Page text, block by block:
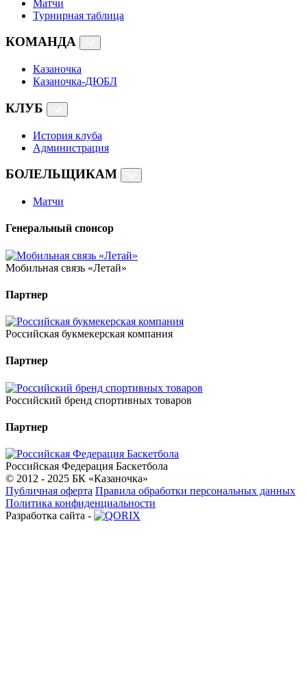
Матчи
Турнирная таблица
КОМАНДА
Казаночка
Казаночка-ДЮБЛ
КЛУБ
История клуба
Администрация
БОЛЕЛЬЩИКАМ
Матчи
Генеральный спонсор
Мобильная связь «Летай»
Партнер
Российская букмекерская компания
Партнер
Российский бренд спортивных товаров
Партнер
Российская Федерация Баскетбола
© 2012 - 2025 БК «Казаночка»
Публичная оферта Правила обработки персональных данных
Политика конфиденциальности
Разработка сайта -